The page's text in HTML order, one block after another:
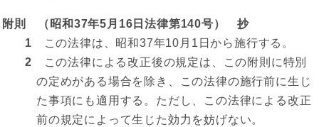
附則 （昭和37年5月16日法律第140号） 抄
1 この法律は、昭和37年10月1日から施行する。
2 この法律による改正後の規定は、この附則に特別
の定めがある場合を除き、この法律の施行前に生じ
た事項にも適用する。ただし、この法律による改正
前の規定によって生じた効力を妨げない。